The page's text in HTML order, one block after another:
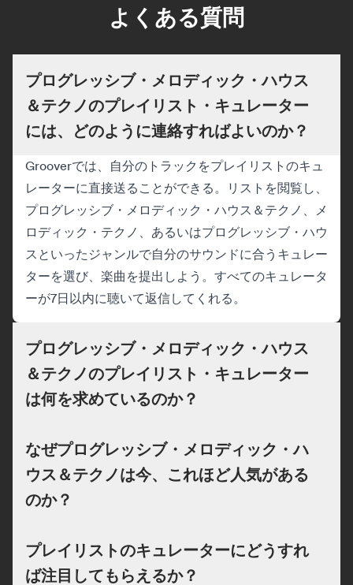
よくある質問
プログレッシブ・メロディック・ハウス
＆テクノのプレイリスト・キュレーター
には、どのように連絡すればよいのか？
Grooverでは、自分のトラックをプレイリストのキュ
レーターに直接送ることができる。リストを閲覧し、
プログレッシブ・メロディック・ハウス＆テクノ、メ
ロディック・テクノ、あるいはプログレッシブ・ハウ
スといったジャンルで自分のサウンドに合うキュレー
ターを選び、楽曲を提出しよう。すべてのキュレータ
ーが7日以内に聴いて返信してくれる。
プログレッシブ・メロディック・ハウス
＆テクノのプレイリスト・キュレーター
は何を求めているのか？
なぜプログレッシブ・メロディック・ハ
ウス＆テクノは今、これほど人気がある
のか？
プレイリストのキュレーターにどうすれ
ば注目してもらえるか？